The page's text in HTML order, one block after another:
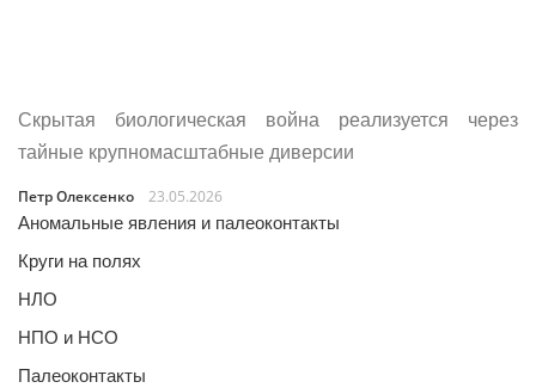
Скрытая биологическая война реализуется через
тайные крупномасштабные диверсии
Петр Олексенко
23.05.2026
Аномальные явления и палеоконтакты
Круги на полях
НЛО
НПО и НСО
Палеоконтакты